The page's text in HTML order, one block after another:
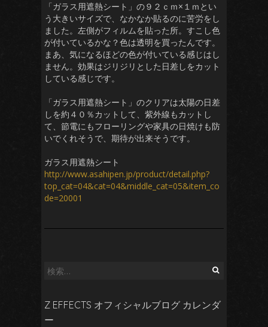
「ガラス用遮熱シート」の９２ｃｍ×１ｍとい
う大きいサイズで、なかなか貼るのに苦労をし
ました。左側がフィルムを貼った所。すこし色
が付いているかな？色は透明を買ったんです。
まあ、気になるほどの色が付いている感じはし
ません。効果はジリジリとした日差しをカット
している感じです。
「ガラス用遮熱シート」のクリアは太陽の日差
しを約４０％カットして、紫外線もカットし
て、節電にもフローリングや家具の日焼けも防
いでくれそうで、期待が出来そうです。
ガラス用遮熱シート
http://www.asahipen.jp/product/detail.php?
top_cat=04&cat=04&middle_cat=05&item_co
de=20001
検
Z EFFECTS オフィシャルブログ カレンダ
ー